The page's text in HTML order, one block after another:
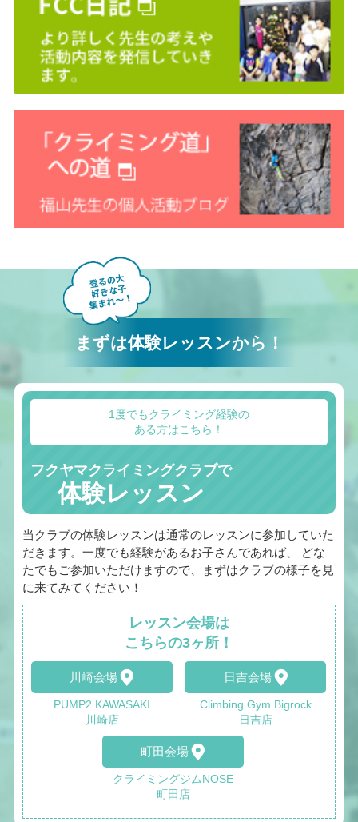
まずは体験レッスンから！
1度でもクライミング経験の
ある方はこちら！
フクヤマクライミングクラブで
体験レッスン
当クラブの体験レッスンは通常のレッスンに参加していた
だきます。一度でも経験があるお子さんであれば、 どな
たでもご参加いただけますので、まずはクラブの様子を見
に来てみてください！
レッスン会場は
こちらの3ヶ所！
川崎会場
PUMP2 KAWASAKI
川崎店
日吉会場
Climbing Gym Bigrock
日吉店
町田会場
クライミングジムNOSE
町田店